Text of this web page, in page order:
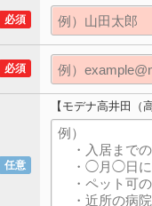
必須
必須
任意
【モデナ高井田（